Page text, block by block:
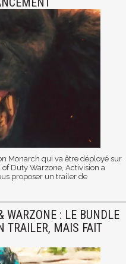
Monarch qui va être déployé sur
Duty Warzone, Activision a
proposer un trailer de
WARZONE : LE BUNDLE
TRAILER, MAIS FAIT